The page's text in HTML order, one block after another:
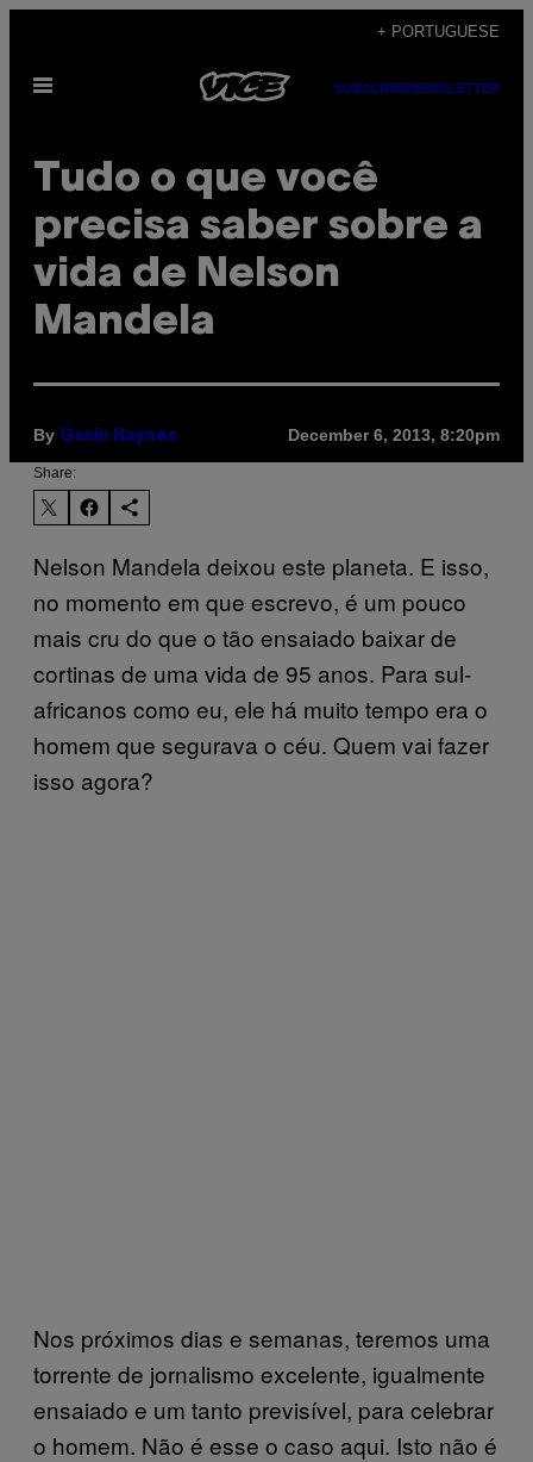
content
+ PORTUGUESE
Open
SUBSCRIBENEWSLETTER
Tudo o que você
precisa saber sobre a
vida de Nelson
Mandela
By Gavin Haynes December 6, 2013, 8:20pm
Share:
Nelson Mandela deixou este planeta. E isso,
no momento em que escrevo, é um pouco
mais cru do que o tão ensaiado baixar de
cortinas de uma vida de 95 anos. Para sul-
africanos como eu, ele há muito tempo era o
homem que segurava o céu. Quem vai fazer
isso agora?
Nos próximos dias e semanas, teremos uma
torrente de jornalismo excelente, igualmente
ensaiado e um tanto previsível, para celebrar
o homem. Não é esse o caso aqui. Isto não é